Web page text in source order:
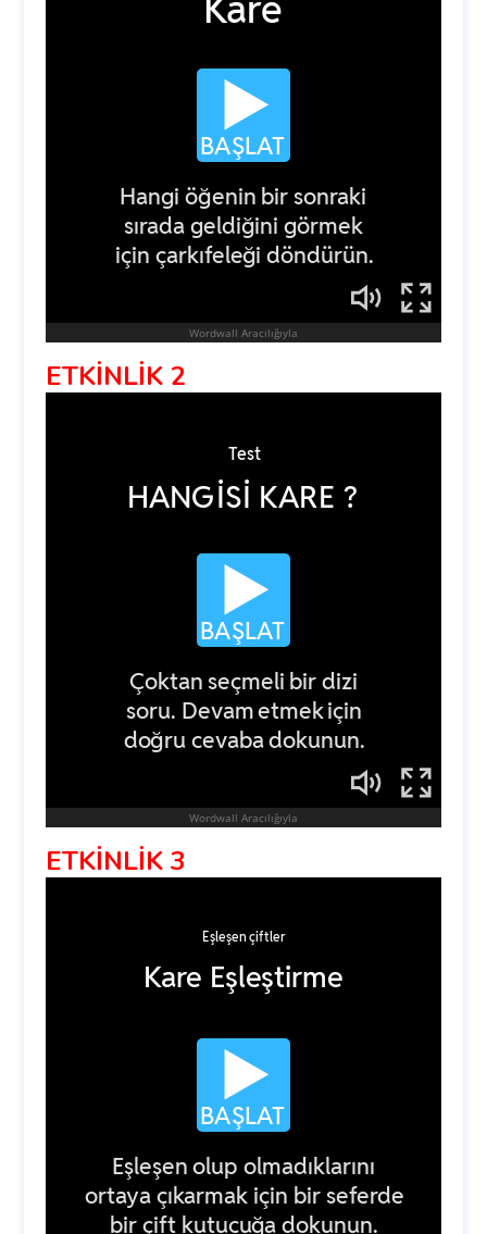
ETKİNLİK 2
ETKİNLİK 3